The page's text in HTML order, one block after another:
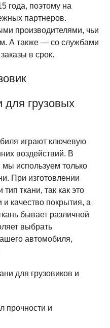
подходят для
кузова, включая
Мы предлагаем
фурнитуры и
нас, вы можете заказать
и получайте
изготовление по
поэтому всегда
уровне и в
года, поэтому на
партнеров.
производителями, чьи
А также — со службами
в срок.
для грузовых
играют ключевую
воздействий. В
используем только
При изготовлении
ткани, так как это
и качество покрытия, а
бывает различной
выбрать
автомобиля,
для грузовиков и
прочности и